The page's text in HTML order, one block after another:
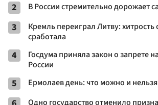
2 В России стремительно дорожает
3
Кремль переиграл Литву:
сработала
4
Госдума приняла закон о запрете
России
5 Ермолаев день: что можно и нельзя
Одно государство отменило